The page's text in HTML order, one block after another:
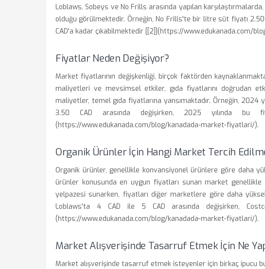
Loblaws, Sobeys ve No Frills arasında yapılan
olduğu görülmektedir. Örneğin, No Frills'te bir litre süt fiyatı
CAD'a kadar çıkabilmektedir [[2]](https://www.edukanada.com/
Fiyatlar Neden Değişiyor?
Market fiyatlarının değişkenliği, birçok faktörden
maliyetleri ve mevsimsel etkiler, gıda fiyatlarını doğrudan
maliyetler, temel gıda fiyatlarına yansımaktadır. Örneğin, 2024
3.50 CAD arasında değişirken, 2025 yılında bu
(https://www.edukanada.com/blog/kanadada-market-fiyatlari/).
Organik Ürünler İçin Hangi Market Tercih
Organik ürünler, genellikle konvansiyonel ürünlere göre daha
ürünler konusunda en uygun fiyatları sunan market
yelpazesi sunarken, fiyatları diğer marketlere göre daha
Loblaws'ta 4 CAD ile 5 CAD arasında değişirken,
(https://www.edukanada.com/blog/kanadada-market-fiyatlari/).
Market Alışverişinde Tasarruf Etmek İçin Ne
Market alışverişinde tasarruf etmek isteyenler için birkaç ipucu